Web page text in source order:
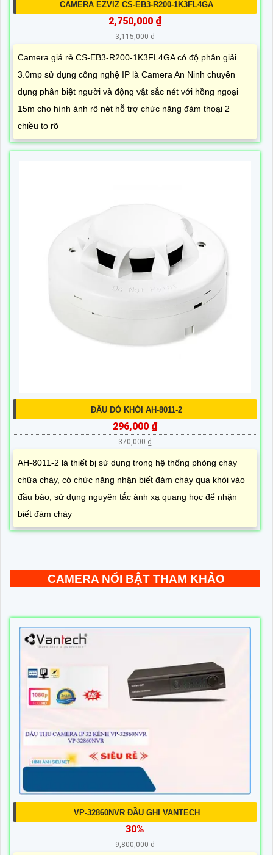
CAMERA EZVIZ CS-EB3-R200-1K3FL4GA
2,750,000 ₫
3,115,000 ₫
Camera giá rẻ CS-EB3-R200-1K3FL4GA có độ phân giải
3.0mp sử dụng công nghệ IP là Camera An Ninh chuyên
dụng phân biệt người và động vật sắc nét với hồng ngoại
15m cho hình ảnh rõ nét hỗ trợ chức năng đàm thoại 2
chiều to rõ
ĐẦU DÒ KHÓI AH-8011-2
296,000 ₫
370,000 ₫
AH-8011-2 là thiết bị sử dụng trong hệ thống phòng cháy
chữa cháy, có chức năng nhận biết đám cháy qua khói vào
đầu báo, sử dụng nguyên tắc ánh xạ quang học để nhận
biết đám cháy
CAMERA NỔI BẬT THAM KHẢO
VP-32860NVR ĐẦU GHI VANTECH
30%
9,800,000 ₫